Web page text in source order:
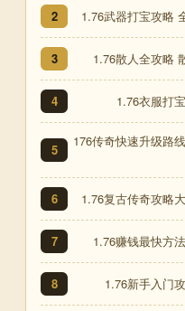
2 1.76武器打宝攻略
3 1.76散人全攻略
4 1.76衣服打
5
176传奇快速升级路
6 1.76复古传奇攻略
7 1.76赚钱最快方
8 1.76新手入门